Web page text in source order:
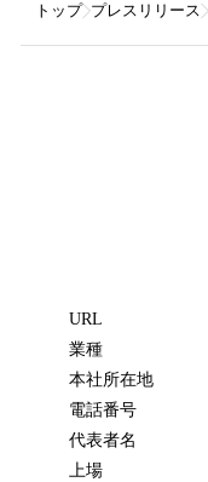
トップ プレスリリース
URL
業種
本社所在地
電話番号
代表者名
上場